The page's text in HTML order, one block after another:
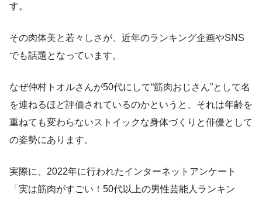
す。
その肉体美と若々しさが、近年のランキング企画やSNS
でも話題となっています。
なぜ仲村トオルさんが50代にして“筋肉おじさん”として名
を連ねるほど評価されているのかというと、それは年齢を
重ねても変わらないストイックな身体づくりと俳優として
の姿勢にあります。
実際に、2022年に行われたインターネットアンケート
「実は筋肉がすごい！50代以上の男性芸能人ランキン